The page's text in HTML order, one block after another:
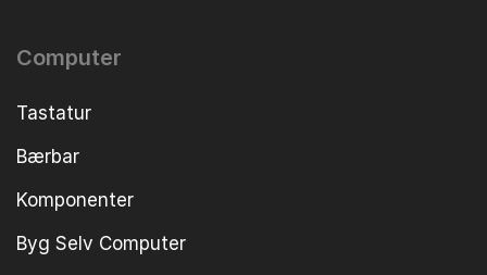
Computer
Tastatur
Bærbar
Komponenter
Byg Selv Computer